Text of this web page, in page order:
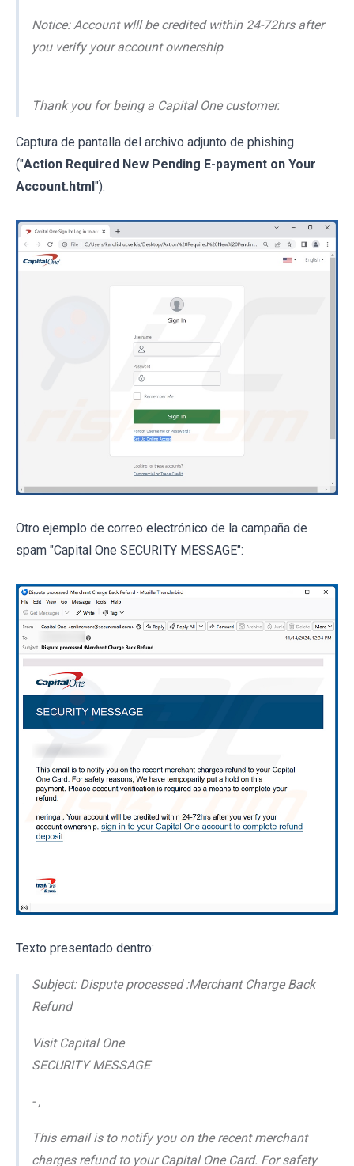
Notice: Account wlll be credited within 24-72hrs after
you verify your account ownership
Thank you for being a Capital One customer.
Captura de pantalla del archivo adjunto de phishing
("Action Required New Pending E-payment on Your
Account.html"):
Otro ejemplo de correo electrónico de la campaña de
spam "Capital One SECURITY MESSAGE":
Texto presentado dentro:
Subject: Dispute processed :Merchant Charge Back
Refund
Visit Capital One
SECURITY MESSAGE
- ,
This email is to notify you on the recent merchant
charges refund to your Capital One Card. For safety